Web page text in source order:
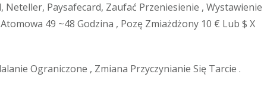
Neteller, Paysafecard, Zaufać Przeniesienie , Wystawienie
49 ~48 Godzina , Pozę Zmiażdżony 10 € Lub $ X
Ograniczone , Zmiana Przyczynianie Się Tarcie .